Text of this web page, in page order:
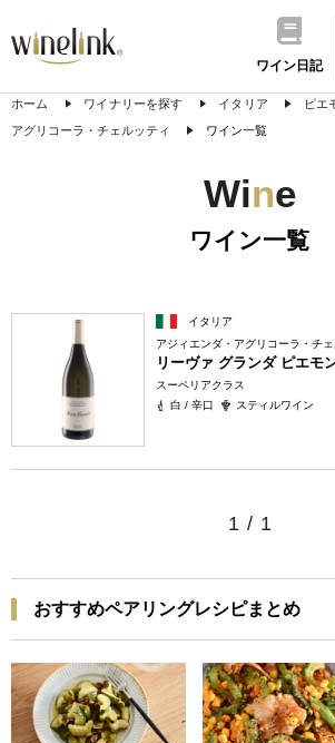
ワイン日記
ホーム ワイナリーを探す イタリア ピエ
アグリコーラ・チェルッティ
ワイン一覧
Wine
ワイン一覧
イタリア
アジィエンダ・アグリコーラ・チェ
リーヴァ グランダ ピエモ
スーペリアクラス
白 / 辛口
スティルワイン
1 / 1
おすすめペアリングレシピまとめ